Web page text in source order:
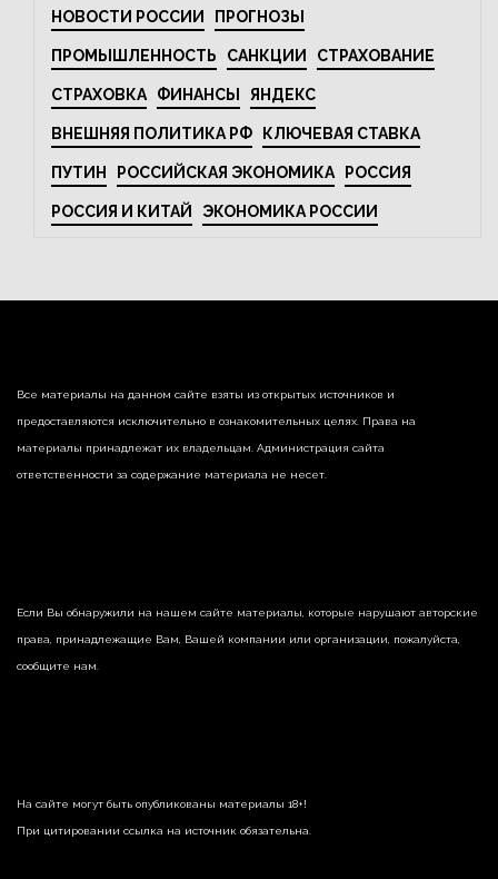
НОВОСТИ РОССИИ ПРОГНОЗЫ
ПРОМЫШЛЕННОСТЬ САНКЦИИ СТРАХОВАНИЕ
СТРАХОВКА ФИНАНСЫ ЯНДЕКС
ВНЕШНЯЯ ПОЛИТИКА РФ КЛЮЧЕВАЯ СТАВКА
ПУТИН РОССИЙСКАЯ ЭКОНОМИКА РОССИЯ
РОССИЯ И КИТАЙ ЭКОНОМИКА РОССИИ
Все материалы на данном сайте взяты из открытых источников и
предоставляются исключительно в ознакомительных целях. Права на
материалы принадлежат их владельцам. Администрация сайта
ответственности за содержание материала не несет.
Если Вы обнаружили на нашем сайте материалы, которые нарушают авторские
права, принадлежащие Вам, Вашей компании или организации, пожалуйста,
сообщите нам.
На сайте могут быть опубликованы материалы 18+!
При цитировании ссылка на источник обязательна.